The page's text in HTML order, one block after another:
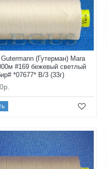
(Гутерман) Mara
#169 бежевый светлый
*07677* B/3 (33г)